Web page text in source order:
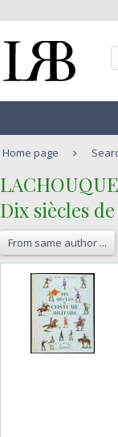
Home page
‎Dix siècles
From same author ...